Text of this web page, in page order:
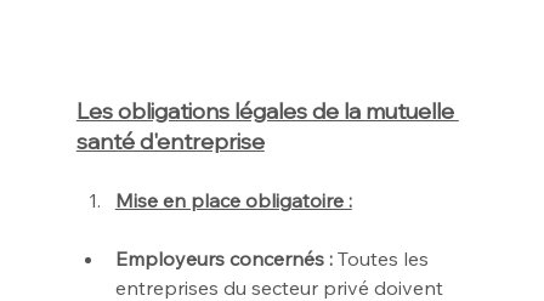
Les obligations légales de la mutuelle
santé d'entreprise
Mise en place obligatoire :
Employeurs concernés : Toutes les
entreprises du secteur privé doivent